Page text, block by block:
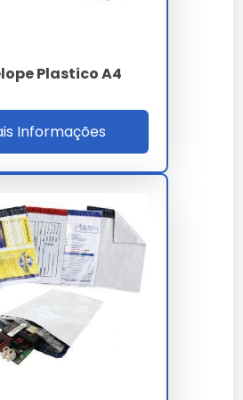
através de sites como
se verificar a reputação do
e Cuidados
do envelope coextrusado,
seco e longe de luz solar direta.
para preservar o lacre
Envelope
com Lacre Adesivo
Plastico A4
Informações